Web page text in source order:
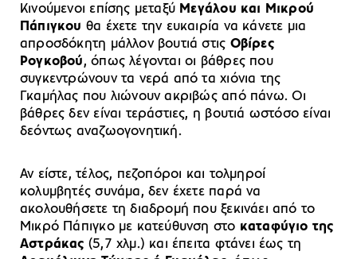
Κινούμενοι επίσης μεταξύ Μεγάλου και Μικρού
Πάπιγκου θα έχετε την ευκαιρία να κάνετε μια
απροσδόκητη μάλλον βουτιά στις Οβίρες
Ρογκοβού, όπως λέγονται οι βάθρες που
συγκεντρώνουν τα νερά από τα χιόνια της
Γκαμήλας που λιώνουν ακριβώς από πάνω. Οι
βάθρες δεν είναι τεράστιες, η βουτιά ωστόσο είναι
δεόντως αναζωογονητική.
Αν είστε, τέλος, πεζοπόροι και τολμηροί
κολυμβητές συνάμα, δεν έχετε παρά να
ακολουθήσετε τη διαδρομή που ξεκινάει από το
Μικρό Πάπιγκο με κατεύθυνση στο καταφύγιο της
Αστράκας (5,7 χλμ.) και έπειτα φτάνει έως τη